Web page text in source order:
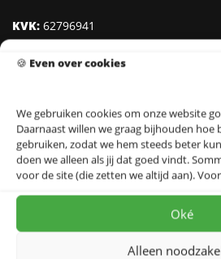
🍪 Even over cookies
We gebruiken cookies om onze website
Daarnaast willen we graag bijhouden hoe
gebruiken, zodat we hem steeds beter
doen we alleen als jij dat goed vindt.
voor de site (die zetten we altijd aan).
Oké
Alleen
KVK: 62796941
IBAN:NL95 INGB 0006 8527 18
Klantenservice
Over Kunst in Kaart
Prijzen